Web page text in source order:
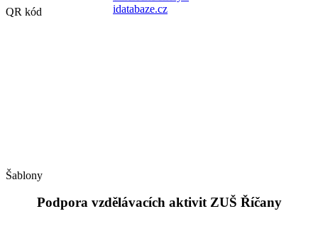
QR kód
Šablony
Podpora vzdělávacích aktivit ZUŠ Říčany